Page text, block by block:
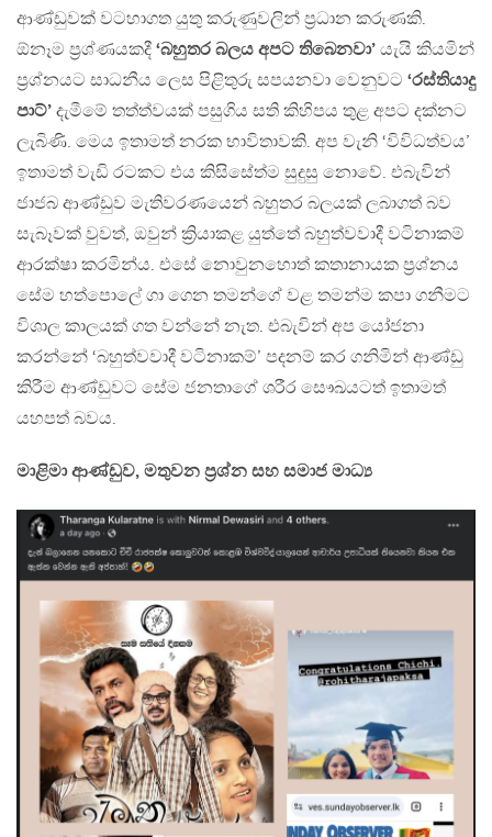
ආණ්ඩුවක් වටහාගත යුතු කරුණුවලින් ප්‍රධාන කරුණකි.
ඕනෑම ප්‍රශ්ණයකදී ‘බහුතර බලය අපට තිබෙනවා’ යැයි කියමින්
ප්‍රශ්නයට සාධනීය ලෙස පිළිතුරු සපයනවා වෙනුවට ‘රස්තියාදු
පාට්’ දැමීමේ තත්ත්වයක් පසුගිය සති කිහිපය තුළ අපට දක්නට
ලැබිණි. මෙය ඉතාමත් නරක භාවිතාවකි. අප වැනි ‘විවිධත්වය’
ඉතාමත් වැඩි රටකට එය කිසිසේත්ම සුදුසු නොවේ. එබැවින්
ජාජබ ආණ්ඩුව මැතිවරණයෙන් බහුතර බලයක් ලබාගත් බව
සැබෑවක් වුවත්, ඔවුන් ක්‍රියාකළ යුත්තේ බහුත්වවාදී වටිනාකම්
ආරක්ෂා කරමින්ය. එසේ නොවුනහොත් කතානායක ප්‍රශ්නය
සේම හත්පොලේ ගා ගෙන තමන්ගේ වළ තමන්ම කපා ගනීමට
විශාල කාලයක් ගත වන්නේ නැත. එබැවින් අප යෝජනා
කරන්නේ ‘බහුත්වවාදී වටිනාකම්’ පදනම් කර ගනිමින් ආණ්ඩු
කිරීම ආණ්ඩුවට සේම ජනතාගේ ශරීර සෞඛයටත් ඉතාමත්
යහපත් බවය.
මාළිමා ආණ්ඩුව, මතුවන ප්‍රශ්න සහ සමාජ මාධ්‍ය